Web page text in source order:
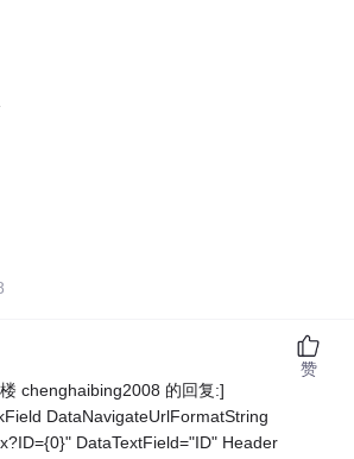
chenghaibing2008 的回复:]
DataNavigateUrlFormatString
DataTextField="ID" Header
赞